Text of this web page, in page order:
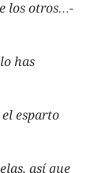
los otros…-
has
esparto
así que